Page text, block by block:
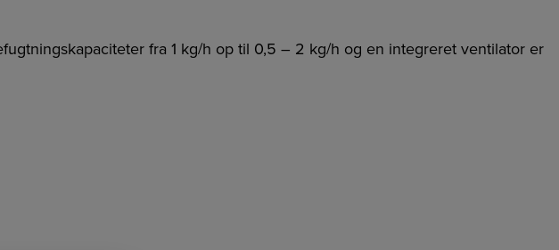
fra 1 kg/h op til 0,5 – 2 kg/h og en integreret ventilator er